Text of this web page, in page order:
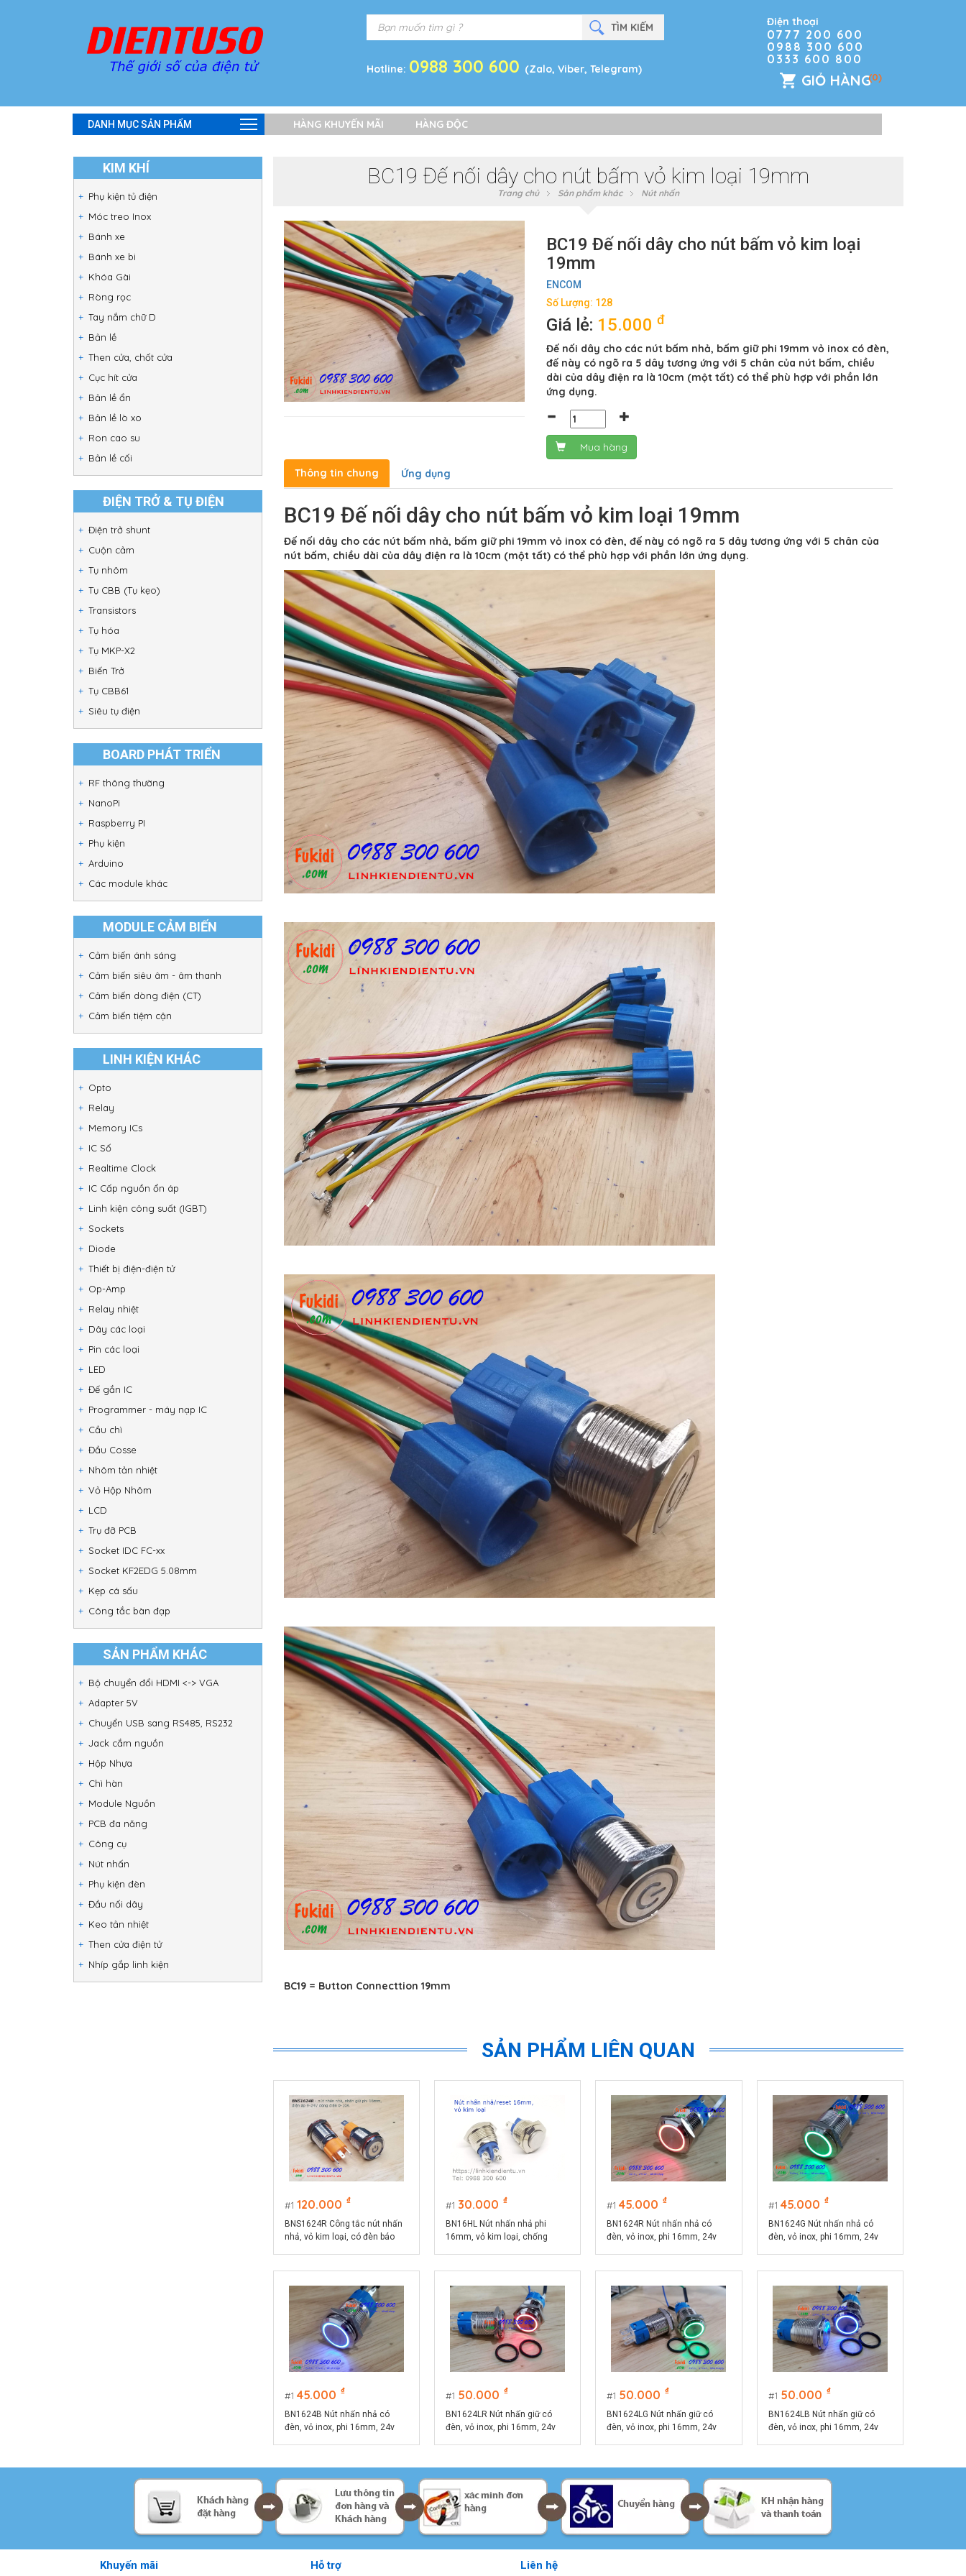
Hotline: 0988 300 600 (Zalo, Viber, Telegram)
Điện thoại
0777 200 600
0988 300 600
0333 600 800
GIỎ HÀNG(0)
DANH MỤC SẢN PHẨM HÀNG KHUYẾN MÃI HÀNG ĐỘC
KIM KHÍ
Phụ kiện tủ điện
Móc treo Inox
Bánh xe
Bánh xe bi
Khóa Gài
Ròng rọc
Tay nắm chữ D
Bản lề
Then cửa, chốt cửa
Cục hít cửa
Bản lề ẩn
Bản lề lò xo
Ron cao su
Bản lề cối
ĐIỆN TRỞ & TỤ ĐIỆN
Điện trở shunt
Cuộn cảm
Tụ nhôm
Tụ CBB (Tụ kẹo)
Transistors
Tụ hóa
Tụ MKP-X2
Biến Trở
Tụ CBB61
Siêu tụ điện
BOARD PHÁT TRIỂN
RF thông thường
NanoPi
Raspberry PI
Phụ kiện
Arduino
Các module khác
MODULE CẢM BIẾN
Cảm biến ánh sáng
Cảm biến siêu âm - âm thanh
Cảm biến dòng điện (CT)
Cảm biến tiệm cận
LINH KIỆN KHÁC
Opto
Relay
Memory ICs
IC Số
Realtime Clock
IC Cấp nguồn ổn áp
Linh kiện công suất (IGBT)
Sockets
Diode
Thiết bị điện-điện tử
Op-Amp
Relay nhiệt
Dây các loại
Pin các loại
LED
Đế gắn IC
Programmer - máy nạp IC
Cầu chì
Đầu Cosse
Nhôm tản nhiệt
Vỏ Hộp Nhôm
LCD
Trụ đỡ PCB
Socket IDC FC-xx
Socket KF2EDG 5.08mm
Kẹp cá sấu
Công tắc bàn đạp
SẢN PHẨM KHÁC
Bộ chuyển đổi HDMI <-> VGA
Adapter 5V
Chuyển USB sang RS485, RS232
Jack cắm nguồn
Hộp Nhựa
Chì hàn
Module Nguồn
PCB đa năng
Công cụ
Nút nhấn
Phụ kiện đèn
Đầu nối dây
Keo tản nhiệt
Then cửa điện tử
Nhíp gắp linh kiện
BC19 Đế nối dây cho nút bấm vỏ kim loại 19mm
Trang chủ Sản phẩm khác Nút nhấn
BC19 Đế nối dây cho nút bấm vỏ kim loại
19mm
ENCOM
Số Lượng: 128
Giá lẻ: 15.000đ
Đế nối dây cho các nút bấm nhả, bấm giữ phi 19mm vỏ inox có đèn,
đế này có ngõ ra 5 dây tương ứng với 5 chân của nút bấm, chiều
dài của dây điện ra là 10cm (một tất) có thể phù hợp với phần lớn
ứng dụng.
Mua hàng
Thông tin chung
Ứng dụng
BC19 Đế nối dây cho nút bấm vỏ kim loại 19mm
Đế nối dây cho các nút bấm nhả, bấm giữ phi 19mm vỏ inox có đèn, đế này có ngõ ra 5 dây tương ứng với 5 chân của
nút bấm, chiều dài của dây điện ra là 10cm (một tất) có thể phù hợp với phần lớn ứng dụng.
BC19 = Button Connecttion 19mm
SẢN PHẨM LIÊN QUAN
1 120.000 ₫
BNS1624R Công tắc nút nhấn
nhả, vỏ kim loại, có đèn báo
1 30.000 ₫
BN16HL Nút nhấn nhả phi
16mm, vỏ kim loại, chống
1 45.000 ₫
BN1624R Nút nhấn nhả có
đèn, vỏ inox, phi 16mm, 24v
1 45.000 ₫
BN1624G Nút nhấn nhả có
đèn, vỏ inox, phi 16mm, 24v
1 45.000 ₫
BN1624B Nút nhấn nhả có
đèn, vỏ inox, phi 16mm, 24v
1 50.000 ₫
BN1624LR Nút nhấn giữ có
đèn, vỏ inox, phi 16mm, 24v
1 50.000 ₫
BN1624LG Nút nhấn giữ có
đèn, vỏ inox, phi 16mm, 24v
1 50.000 ₫
BN1624LB Nút nhấn giữ có
đèn, vỏ inox, phi 16mm, 24v
Khuyến mãi Hỗ trợ Liên hệ